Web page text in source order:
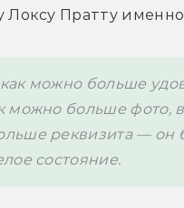
Локсу Пратту именно
можно больше
можно больше фото,
реквизита — он
состояние.